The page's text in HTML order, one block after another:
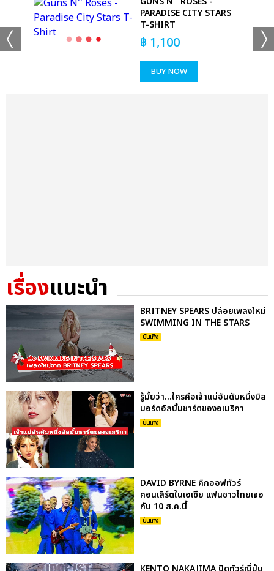
PARADISE CITY STARS
T-SHIRT
฿ 1,100
BUY NOW
เรื่องแนะนำ
BRITNEY SPEARS ปล่อยเพลงใหม่
SWIMMING IN THE STARS
บันเทิง
รู้มั้ยว่า...ใครคือเจ้าแม่อันดับหนึ่งบิล
บอร์ดอัลบั้มชาร์ตของอเมริกา
บันเทิง
DAVID BYRNE คิกออฟทัวร์
คอนเสิร์ตในเอเชีย แฟนชาวไทยเจอ
กัน 10 ส.ค.นี้
บันเทิง